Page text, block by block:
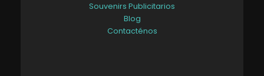
Souvenirs Publicitarios
Blog
Contacténos